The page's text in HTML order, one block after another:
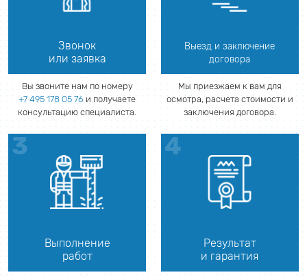
Звонок
или заявка
Вы звоните нам по номеру
+7 495 178 05 76 и получаете
консультацию специалиста.
Выезд и заключение
договора
Мы приезжаем к вам для
осмотра, расчета стоимости и
заключения договора.
Выполнение
работ
Результат
и гарантия